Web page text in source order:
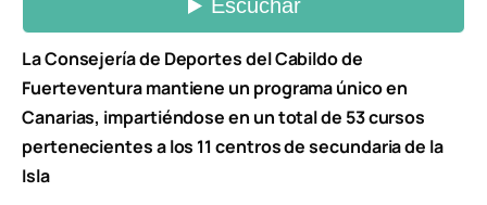
La Consejería de Deportes del Cabildo de
Fuerteventura mantiene un programa único en
Canarias, impartiéndose en un total de 53 cursos
pertenecientes a los 11 centros de secundaria de la
Isla